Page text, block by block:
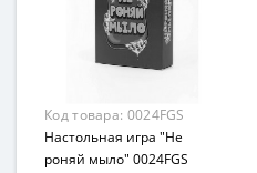
От 5-ти лет
Развлекательные
Картон
Код товара: 0024FGS
Настольная игра "Не
роняй мыло" 0024FGS